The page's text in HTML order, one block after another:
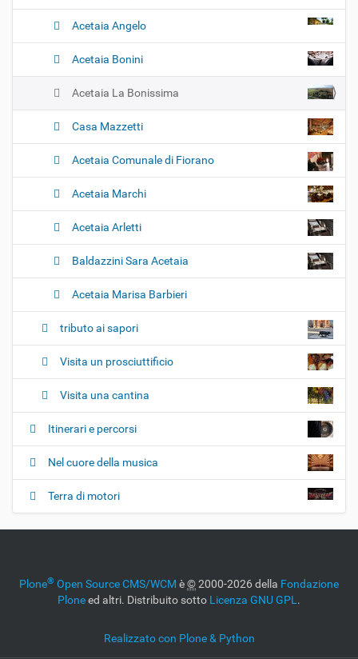
Acetaia Angelo
Acetaia Bonini
Acetaia La Bonissima
Casa Mazzetti
Acetaia Comunale di Fiorano
Acetaia Marchi
Acetaia Arletti
Baldazzini Sara Acetaia
Acetaia Marisa Barbieri
tributo ai sapori
Visita un prosciuttificio
Visita una cantina
Itinerari e percorsi
Nel cuore della musica
Terra di motori
Plone® Open Source CMS/WCM è©2000-2026 della Fondazione
Ploneed altri. Distribuito sotto Licenza GNU GPL .
Realizzato con Plone & Python